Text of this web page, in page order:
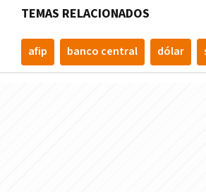
TEMAS RELACIONADOS
afip banco central dólar